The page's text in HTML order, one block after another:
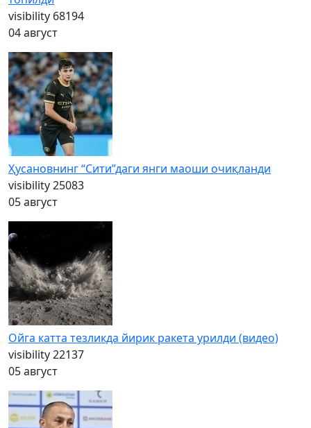
visibility 68194
04 август
Ҳусановнинг “Сити”даги янги маоши очиқланди
visibility25083
05 август
Ойга катта тезликда йирик ракета урилди (видео)
visibility22137
05 август